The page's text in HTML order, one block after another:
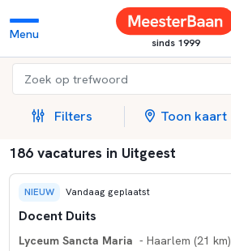
Menu
sinds 1999
Filters Toon kaart
186 vacatures in Uitgeest
NIEUW Vandaag geplaatst
Docent Duits
Lyceum Sancta Maria - Haarlem (21 km)